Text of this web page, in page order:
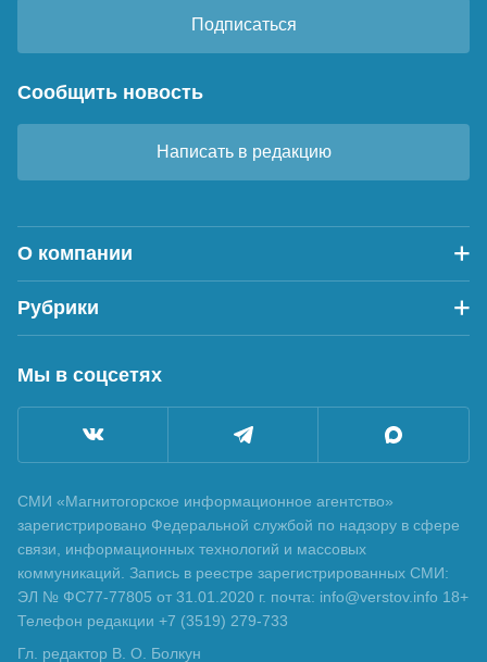
Подписаться
Сообщить новость
Написать в редакцию
О компании
Рубрики
Мы в соцсетях
СМИ «Магнитогорское информационное агентство»
зарегистрировано Федеральной службой по надзору в сфере
связи, информационных технологий и массовых
коммуникаций. Запись в реестре зарегистрированных СМИ:
ЭЛ № ФС77-77805 от 31.01.2020 г. почта: info@verstov.info 18+
Телефон редакции +7 (3519) 279-733
Гл. редактор В. О. Болкун